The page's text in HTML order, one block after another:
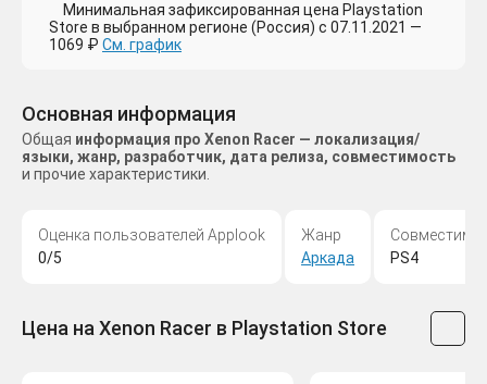
Минимальная зафиксированная цена Playstation
Store в выбранном регионе (Россия) с 07.11.2021 —
1069 ₽ См. график
Основная информация
Общая информация про Xenon Racer — локализация/
языки, жанр, разработчик, дата релиза, совместимость
и прочие характеристики.
Оценка пользователей Applook
0/5
Жанр
Аркада
PS4
Цена на Xenon Racer в Playstation Store